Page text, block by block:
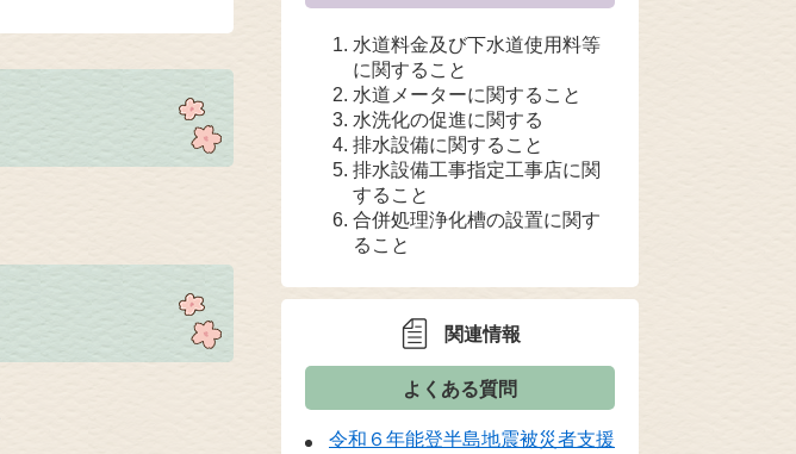
水道料金及び下水道使用料等
に関すること
水道メーターに関すること
水洗化の促進に関する
排水設備に関すること
排水設備工事指定工事店に関
すること
合併処理浄化槽の設置に関す
ること
関連情報
よくある質問
令和６年能登半島地震被災者支援